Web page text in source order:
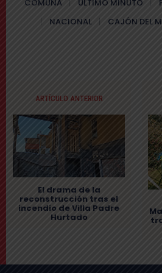
COMUNA ÚLTIMO MINUTO
NACIONAL
CAJÓN DEL
ARTÍCULO ANTERIOR
El drama de la
reconstrucción tras el
incendio de Villa Padre
Hurtado